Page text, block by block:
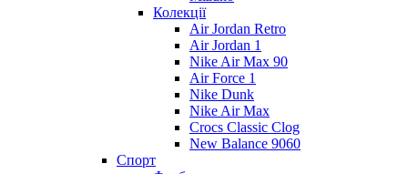
Колекції
Air Jordan Retro
Air Jordan 1
Nike Air Max 90
Air Force 1
Nike Dunk
Nike Air Max
Crocs Classic Clog
New Balance 9060
Спорт